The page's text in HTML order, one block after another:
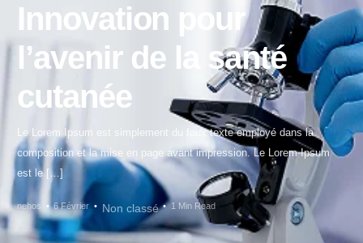
Innovation pour
l’avenir de la santé
cutanée
Le Lorem Ipsum est simplement du faux texte employé dans la
composition et la mise en page avant impression. Le Lorem Ipsum
est le […]
nehos 6 Février Non classé 1 Min Read